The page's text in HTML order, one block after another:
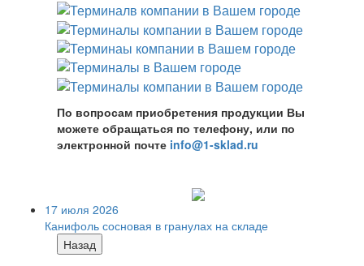
По вопросам приобретения продукции Вы
можете обращаться по телефону, или по
электронной почте info@1-sklad.ru
17 июля 2026
Канифоль сосновая в гранулах на складе
Назад